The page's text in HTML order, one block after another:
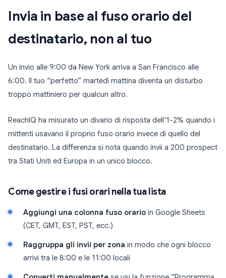
Invia in base al fuso orario del
destinatario, non al tuo
Un invio alle 9:00 da New York arriva a San Francisco alle
6:00. Il tuo “perfetto” martedì mattina diventa un disturbo
troppo mattiniero per qualcun altro.
ReachIQ ha misurato un divario di risposta dell’1-2% quando i
mittenti usavano il proprio fuso orario invece di quello del
destinatario. La differenza si nota quando invii a 200 prospect
tra Stati Uniti ed Europa in un unico blocco.
Come gestire i fusi orari nella tua lista
Aggiungi una colonna fuso orario in Google Sheets
(CET, GMT, EST, PST, ecc.)
Raggruppa gli invii per zona in modo che ogni blocco
arrivi tra le 8:00 e le 11:00 locali